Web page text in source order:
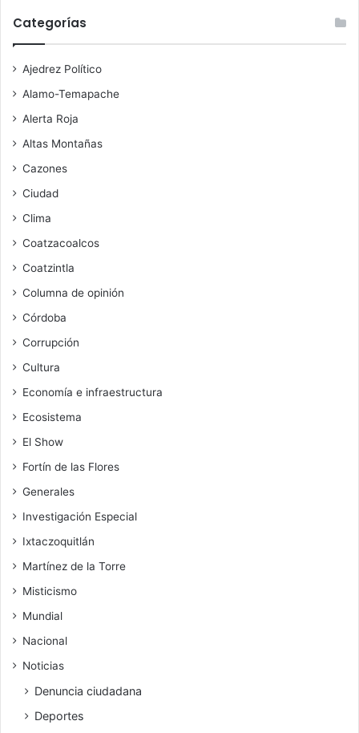
Categorías
Ajedrez Político
Alamo-Temapache
Alerta Roja
Altas Montañas
Cazones
Ciudad
Clima
Coatzacoalcos
Coatzintla
Columna de opinión
Córdoba
Corrupción
Cultura
Economía e infraestructura
Ecosistema
El Show
Fortín de las Flores
Generales
Investigación Especial
Ixtaczoquitlán
Martínez de la Torre
Misticismo
Mundial
Nacional
Noticias
Denuncia ciudadana
Deportes